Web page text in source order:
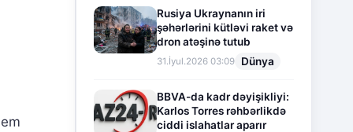
Rusiya Ukraynanın iri
şəhərlərini kütləvi raket və
dron atəşinə tutub
31.İyul.2026 03:09 Dünya
BBVA-da kadr dəyişikliyi:
Karlos Torres rəhbərlikdə
ciddi islahatlar aparır